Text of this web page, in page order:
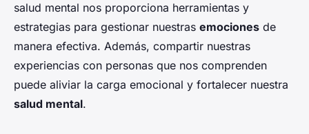
salud mental nos proporciona herramientas y
estrategias para gestionar nuestras emociones de
manera efectiva. Además, compartir nuestras
experiencias con personas que nos comprenden
puede aliviar la carga emocional y fortalecer nuestra
salud mental.